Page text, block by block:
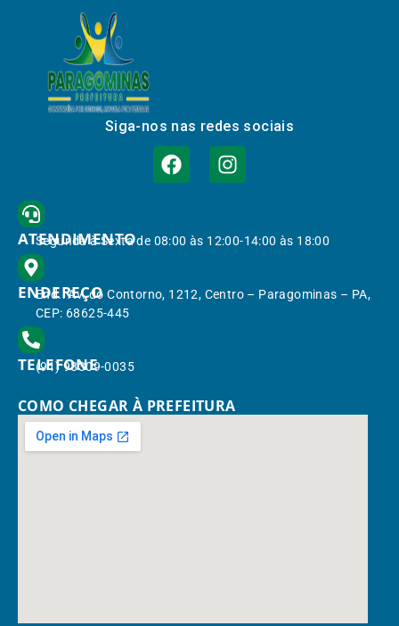
Siga-nos nas redes sociais
ATENDIMENTO
Segunda à Sexta de 08:00 às 12:00-14:00 às 18:00
ENDEREÇO
End.: Av. do Contorno, 1212, Centro – Paragominas – PA,
CEP: 68625-445
TELEFONE
(91) 98309-0035
COMO CHEGAR À PREFEITURA